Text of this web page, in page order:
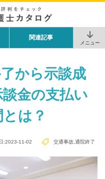
関連記事
メニュー
から示談成
金の支払い
は？
日:2023-11-02 交通事故 ,